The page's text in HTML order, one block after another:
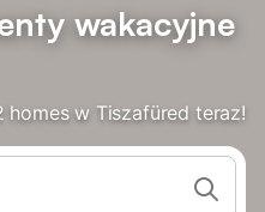
wakacyjne
w Tiszafüred teraz!